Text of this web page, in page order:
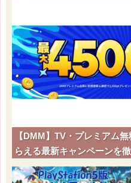
【DMM】TV・プレミアム
らえる最新キャンペーンを
チ】